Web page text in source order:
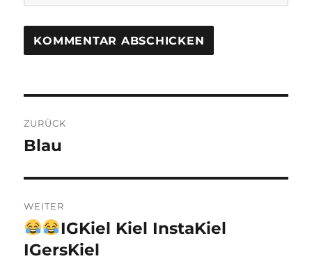
ZURÜCK
Vorheriger
Blau
WEITER
Nächster
Beitrag:
IGKiel Kiel InstaKiel
IGersKiel